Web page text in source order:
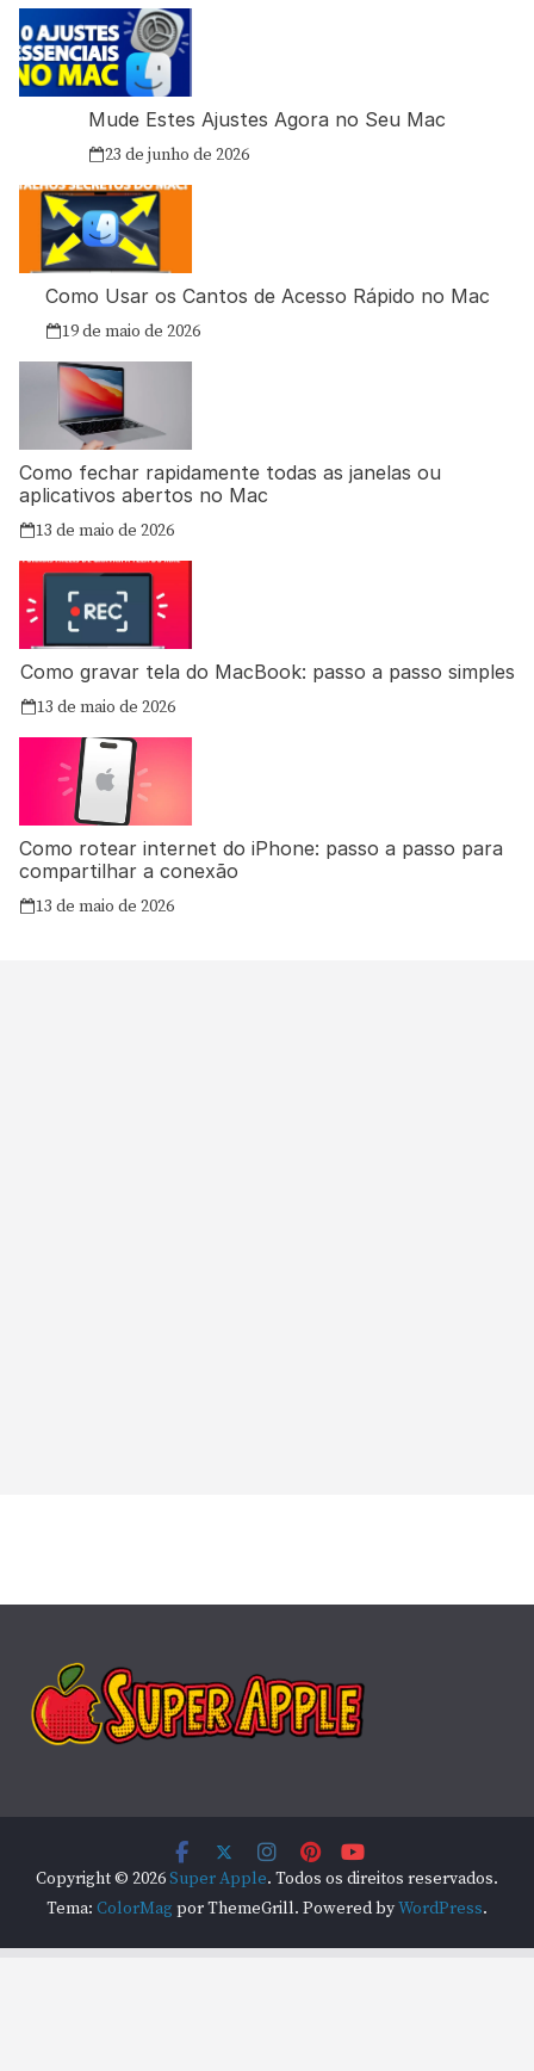
Mude Estes Ajustes Agora no Seu Mac
23 de junho de 2026
Como Usar os Cantos de Acesso Rápido no Mac
19 de maio de 2026
Como fechar rapidamente todas as janelas ou
aplicativos abertos no Mac
13 de maio de 2026
Como gravar tela do MacBook: passo a passo simples
13 de maio de 2026
Como rotear internet do iPhone: passo a passo para
compartilhar a conexão
13 de maio de 2026
Copyright © 2026Super Apple. Todos os direitos reservados.
Tema: ColorMag por ThemeGrill. Powered byWordPress.